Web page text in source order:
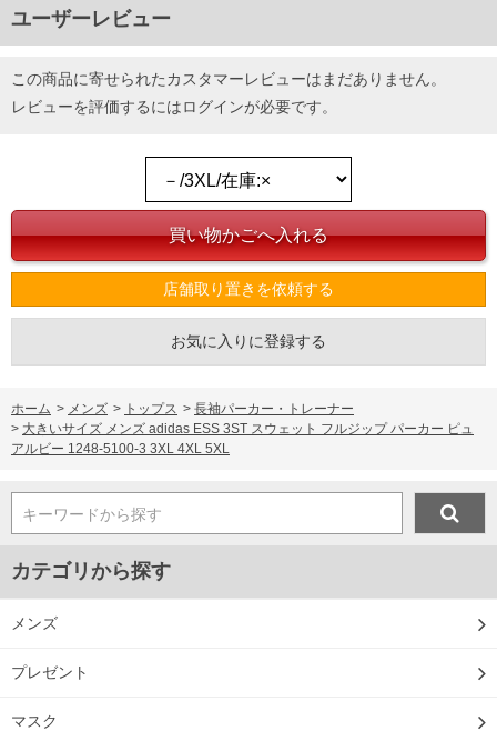
ユーザーレビュー
この商品に寄せられたカスタマーレビューはまだありません。
レビューを評価するにはログインが必要です。
店舗取り置きを依頼する
お気に入りに登録する
ホーム > メンズ > トップス > 長袖パーカー・トレーナー
> 大きいサイズ メンズ adidas ESS 3ST スウェット フルジップ パーカー ピュ
アルビー 1248-5100-3 3XL 4XL 5XL
キーワードから探す
カテゴリから探す
メンズ
プレゼント
マスク